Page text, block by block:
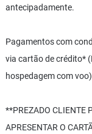
antecipadamente.
Pagamentos com
via cartão de crédito*
hospedagem com
**PREZADO CLIENTE
APRESENTAR O